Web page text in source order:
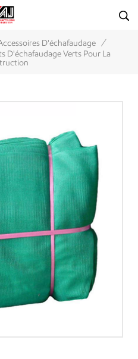
D'échafaudage /
D'échafaudage Verts Pour La